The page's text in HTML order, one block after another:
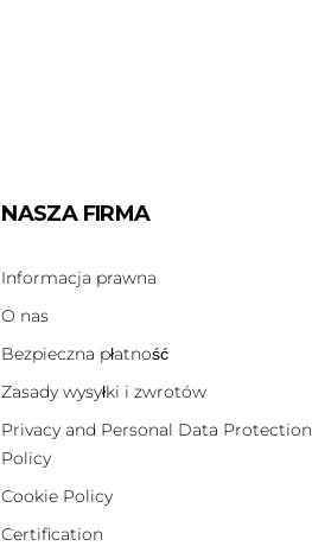
NASZA FIRMA
Informacja prawna
O nas
Bezpieczna płatność
Zasady wysyłki i zwrotów
Privacy and Personal Data Protection
Policy
Cookie Policy
Certification